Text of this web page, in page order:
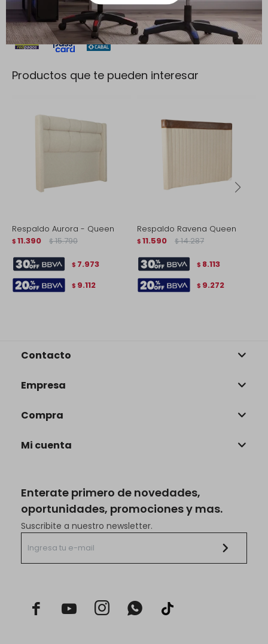
Productos que te pueden interesar
Respaldo Aurora - Queen
$ 11.390 $ 15.790
$ 7.973
$ 9.112
Respaldo Ravena Queen
$ 11.590 $ 14.287
$ 8.113
$ 9.272
Enterate primero de novedades,
oportunidades, promociones y mas.
Suscribite a nuestro newsletter.
  
Contacto
Empresa
Compra
Mi cuenta